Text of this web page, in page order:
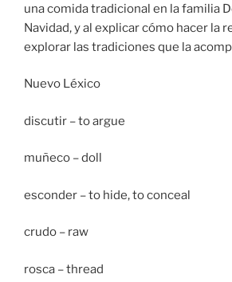
una comida tradicional en la familia
Navidad, y al explicar cómo hacer la
explorar las tradiciones que la
Nuevo Léxico
discutir – to argue
muñeco – doll
esconder – to hide, to conceal
crudo – raw
rosca – thread